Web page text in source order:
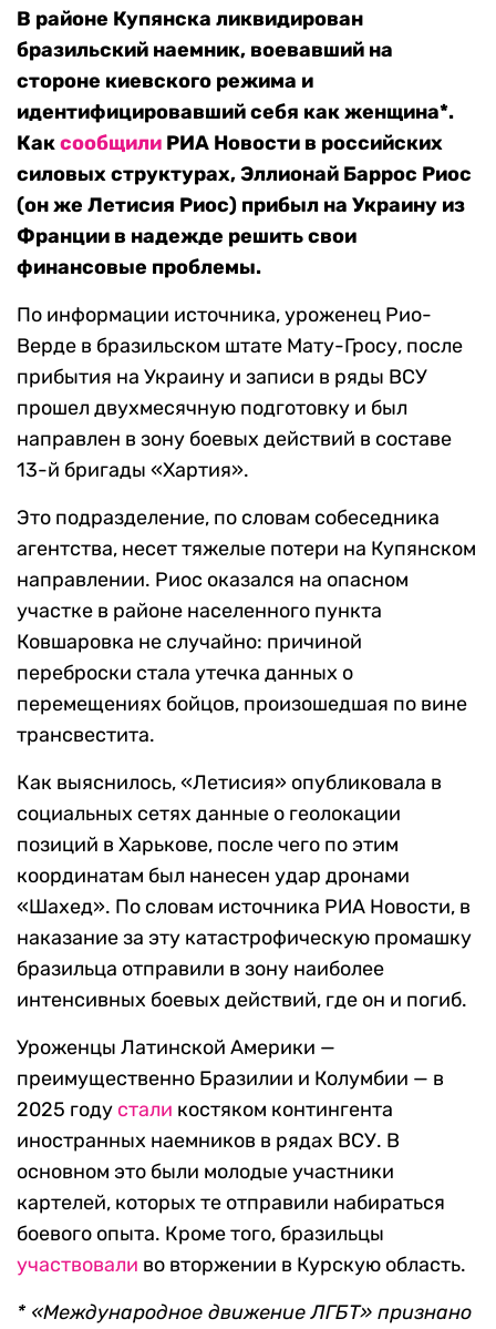
В районе Купянска ликвидирован
бразильский наемник, воевавший на
стороне киевского режима и
идентифицировавший себя как женщина*.
Каксообщили РИА Новости в российских
силовых структурах, Эллионай Баррос Риос
(он же Летисия Риос) прибыл на Украину из
Франции в надежде решить свои
финансовые проблемы.
По информации источника, уроженец Рио-
Верде в бразильском штате Мату-Гросу, после
прибытия на Украину и записи в ряды ВСУ
прошел двухмесячную подготовку и был
направлен в зону боевых действий в составе
13-й бригады «Хартия».
Это подразделение, по словам собеседника
агентства, несет тяжелые потери на Купянском
направлении. Риос оказался на опасном
участке в районе населенного пункта
Ковшаровка не случайно: причиной
переброски стала утечка данных о
перемещениях бойцов, произошедшая по вине
трансвестита.
Как выяснилось, «Летисия» опубликовала в
социальных сетях данные о геолокации
позиций в Харькове, после чего по этим
координатам был нанесен удар дронами
«Шахед». По словам источника РИА Новости, в
наказание за эту катастрофическую промашку
бразильца отправили в зону наиболее
интенсивных боевых действий, где он и погиб.
Уроженцы Латинской Америки —
преимущественно Бразилии и Колумбии — в
2025 году стали костяком контингента
иностранных наемников в рядах ВСУ. В
основном это были молодые участники
картелей, которых те отправили набираться
боевого опыта. Кроме того, бразильцы
участвовали во вторжении в Курскую область.
* «Международное движение ЛГБТ» признано